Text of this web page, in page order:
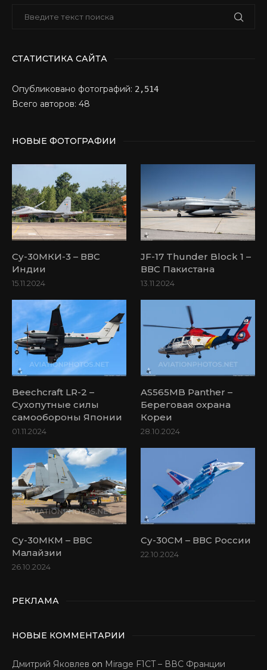
СТАТИСТИКА САЙТА
Опубликовано фотографий: 2,514
Всего авторов: 48
НОВЫЕ ФОТОГРАФИИ
Су-30МКИ-3 – ВВС
Индии
15.11.2024
JF-17 Thunder Block 1 –
ВВС Пакистана
13.11.2024
Beechcraft LR-2 –
Сухопутные силы
самообороны Японии
01.11.2024
AS565MB Panther –
Береговая охрана
Кореи
28.10.2024
Су-30МКМ – ВВС
Малайзии
26.10.2024
Су-30СМ – ВВС России
22.10.2024
РЕКЛАМА
НОВЫЕ КОММЕНТАРИИ
Дмитрий Яковлев on Mirage F1CT – ВВС Франции